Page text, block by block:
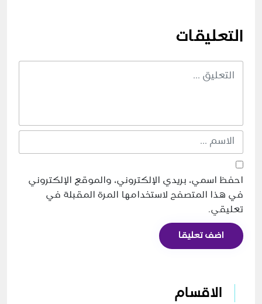
التعليقات
احفظ اسمي، بريدي الإلكتروني، والموقع الإلكتروني
في هذا المتصفح لاستخدامها المرة المقبلة في
تعليقي.
اضف تعليقا
الاقسام